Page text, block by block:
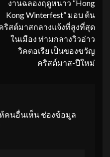
งานฉลองฤดูหนาว “Hong
Kong Winterfest” มอบ ต้น
ริสต์มาสกลางแจ้งที่สูงที่สุด
ในเมือง ท่ามกลางวิวอ่าว
วิคตอเรีย เป็นของขวัญ
คริสต์มาส-ปีใหม่
คนอื่นเห็น ช่องข้อมูล